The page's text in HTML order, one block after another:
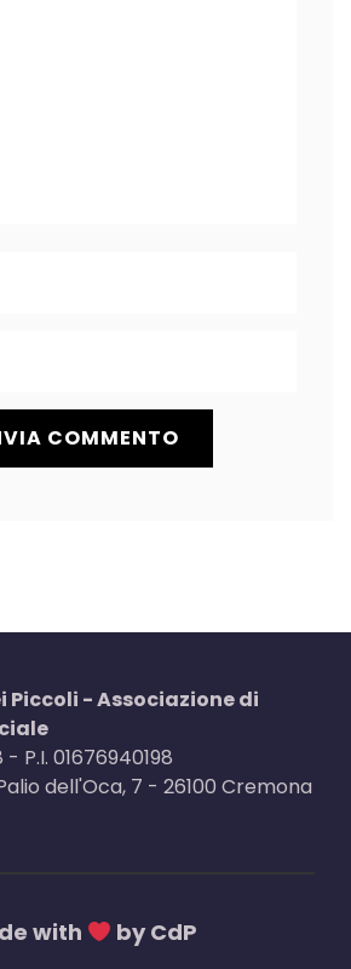
Piccoli - Associazione di
- P.I. 01676940198
dell'Oca, 7 - 26100 Cremona
with by CdP